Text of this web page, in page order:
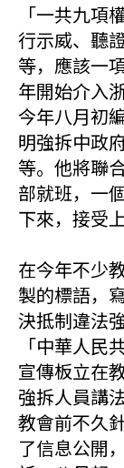
「一共九項
行示威、聽
等，應該一
年開始介入
今年八月初
明強拆中政
等。他將聯
部就班，一
下來，接受
在今年不少
製的標語，
決抵制違法
「中華人民
宣傳板立在
強拆人員講
教會前不久
了信息公開